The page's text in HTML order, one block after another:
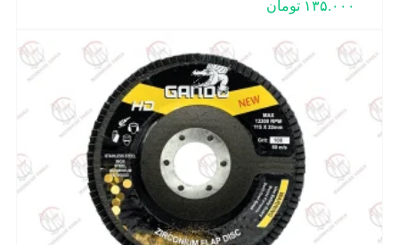
۱۳۵.۰۰۰ تومان